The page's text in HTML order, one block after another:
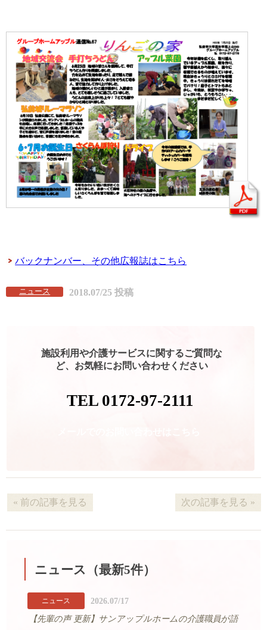
バックナンバー、その他広報誌はこちら
ニュース 2018.07/25 投稿
施設利用や介護サービスに関するご質問な
ど、お気軽にお問い合わせください
TEL 0172-97-2111
« 前の記事を見る 次の記事を見る »
ニュース（最新5件）
ニュース
2026.07/17
【先輩の声 更新】サンアップルホームの介護職員が語